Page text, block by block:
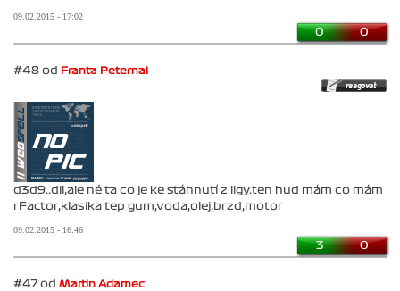
09.02.2015 - 17:02
0 0
#48 od Franta Peternai
d3d9..dll,ale né ta co je ke stáhnutí z ligy.ten hud mám co mám
rFactor,klasika tep gum,voda,olej,brzd,motor
09.02.2015 - 16:46
3 0
#47 od Martin Adamec